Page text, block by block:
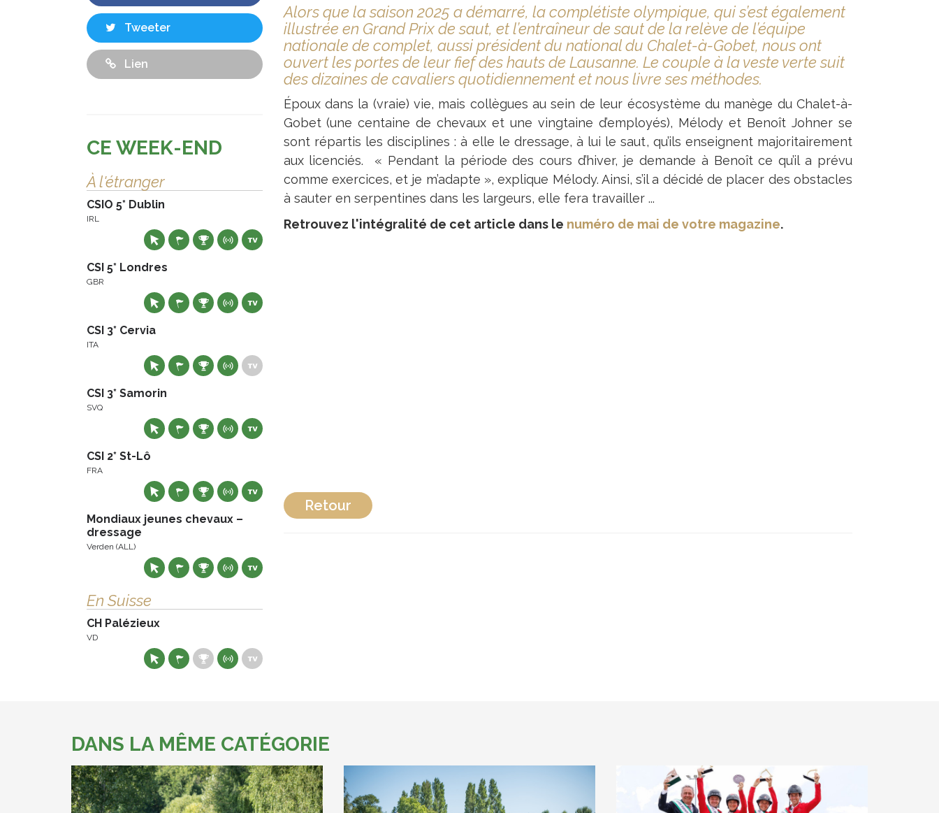
Alors que la saison 2025 a démarré, la complétiste olympique, qui s’est également
illustrée en Grand Prix de saut, et l’entraîneur de saut de la relève de l’équipe
nationale de complet, aussi président du national du Chalet-à-Gobet, nous ont
ouvert les portes de leur fief des hauts de Lausanne. Le couple à la veste verte suit
des dizaines de cavaliers quotidiennement et nous livre ses méthodes.
Époux dans la (vraie) vie, mais collègues au sein de leur écosystème du manège du Chalet-à-
Gobet (une centaine de chevaux et une vingtaine d’employés), Mélody et Benoît Johner se
sont répartis les disciplines : à elle le dressage, à lui le saut, qu’ils enseignent majoritairement
aux licenciés. « Pendant la période des cours d’hiver, je demande à Benoît ce qu’il a prévu
comme exercices, et je m’adapte », explique Mélody. Ainsi, s’il a décidé de placer des obstacles
à sauter en serpentines dans les largeurs, elle fera travailler ...
Retrouvez l'intégralité de cet article dans le numéro de mai de votre magazine.
Retour
Tweeter
Lien
CE WEEK-END
À l'étranger
CSIO 5* Dublin
IRL
CSI 5* Londres
GBR
CSI 3* Cervia
ITA
CSI 3* Samorin
SVQ
CSI 2* St-Lô
FRA
Mondiaux jeunes chevaux –
dressage
Verden (ALL)
En Suisse
CH Palézieux
VD
DANS LA MÊME CATÉGORIE